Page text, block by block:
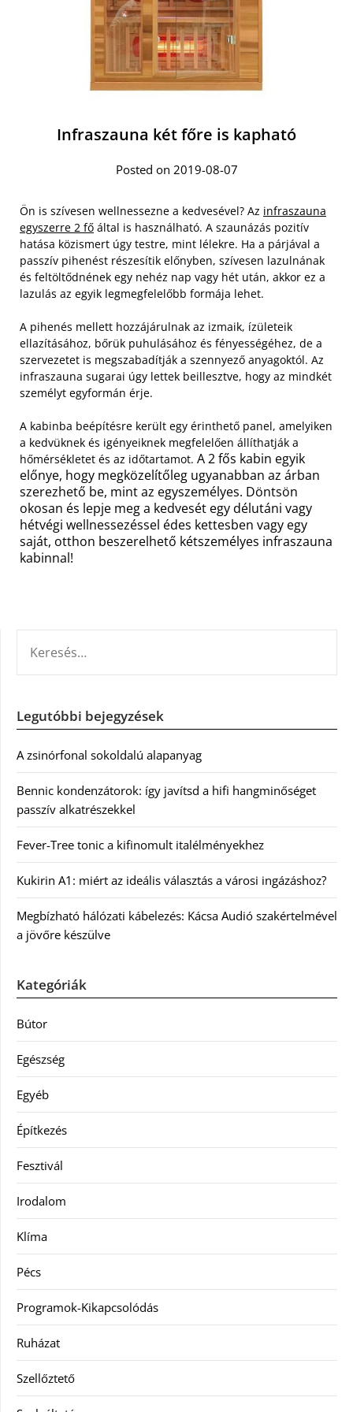
Infraszauna két főre is kapható
Posted on 2019-08-07
Ön is szívesen wellnessezne a kedvesével? Az infraszauna
egyszerre 2 fő által is használható. A szaunázás pozitív
hatása közismert úgy testre, mint lélekre. Ha a párjával a
passzív pihenést részesítik előnyben, szívesen lazulnának
és feltöltődnének egy nehéz nap vagy hét után, akkor ez a
lazulás az egyik legmegfelelőbb formája lehet.
A pihenés mellett hozzájárulnak az izmaik, ízületeik
ellazításához, bőrük puhulásához és fényességéhez, de a
szervezetet is megszabadítják a szennyező anyagoktól. Az
infraszauna sugarai úgy lettek beillesztve, hogy az mindkét
személyt egyformán érje.
A kabinba beépítésre került egy érinthető panel, amelyiken
a kedvüknek és igényeiknek megfelelően állíthatják a
hőmérsékletet és az időtartamot. A 2 fős kabin egyik
előnye, hogy megközelítőleg ugyanabban az árban
szerezhető be, mint az egyszemélyes. Döntsön
okosan és lepje meg a kedvesét egy délutáni vagy
hétvégi wellnessezéssel édes kettesben vagy egy
saját, otthon beszerelhető kétszemélyes infraszauna
kabinnal!
Legutóbbi bejegyzések
A zsinórfonal sokoldalú alapanyag
Bennic kondenzátorok: így javítsd a hifi hangminőséget
passzív alkatrészekkel
Fever-Tree tonic a kifinomult italélményekhez
Kukirin A1: miért az ideális választás a városi ingázáshoz?
Megbízható hálózati kábelezés: Kácsa Audió szakértelmével
a jövőre készülve
Kategóriák
Bútor
Egészség
Egyéb
Építkezés
Fesztivál
Irodalom
Klíma
Pécs
Programok-Kikapcsolódás
Ruházat
Szellőztető